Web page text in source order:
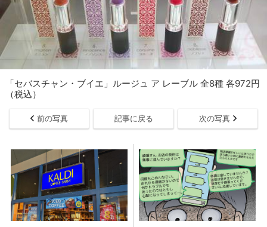
「セバスチャン・ブイエ」ルージュ ア レーブル 全8種 各972円
（税込）
前の写真 記事に戻る 次の写真